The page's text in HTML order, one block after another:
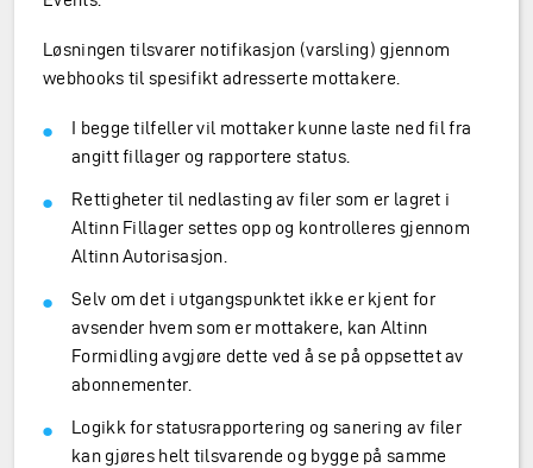
Løsningen tilsvarer notifikasjon (varsling) gjennom
webhooks til spesifikt adresserte mottakere.
I begge tilfeller vil mottaker kunne laste ned fil fra
angitt fillager og rapportere status.
Rettigheter til nedlasting av filer som er lagret i
Altinn Fillager settes opp og kontrolleres gjennom
Altinn Autorisasjon.
Selv om det i utgangspunktet ikke er kjent for
avsender hvem som er mottakere, kan Altinn
Formidling avgjøre dette ved å se på oppsettet av
abonnementer.
Logikk for statusrapportering og sanering av filer
kan gjøres helt tilsvarende og bygge på samme